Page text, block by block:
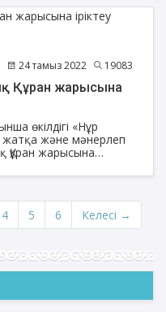
24 тамыз 2022 19083
Құран жарысына
өкілдігі «Нұр
жатқа және мәнерлеп
Құран жарысына
4 5 6 Келесі →